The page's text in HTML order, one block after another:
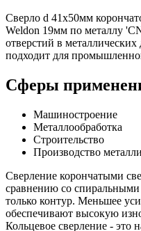
Сверло d 41х50мм
Weldon 19мм по металлу
отверстий в
подходит для
Сферы
Машиностроение
Металлообработка
Строительство
Производство
Сверление корончатыми
сравнению со спиральными
только контур. Меньшее
обеспечивают высокую
Кольцевое сверление - это